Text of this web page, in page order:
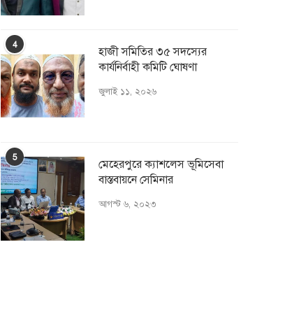
4
হাজী সমিতির ৩৫ সদস্যের
কার্যনির্বাহী কমিটি ঘোষণা
জুলাই ১১, ২০২৬
5
মেহেরপুরে ক্যাশলেস ভূমিসেবা
বাস্তবায়নে সেমিনার
আগস্ট ৬, ২০২৩